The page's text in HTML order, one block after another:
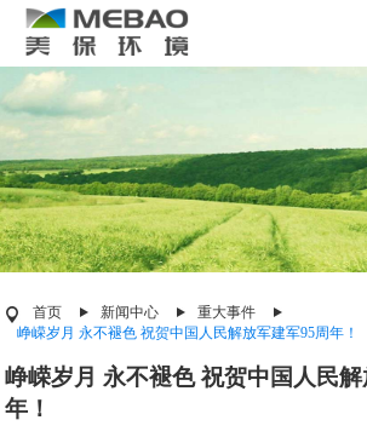
首页 新闻中心
重大事件
峥嵘岁月 永不褪色 祝贺中国人民解放军建军95周年！
峥嵘岁月 永不褪色 祝贺中国人民解
年！